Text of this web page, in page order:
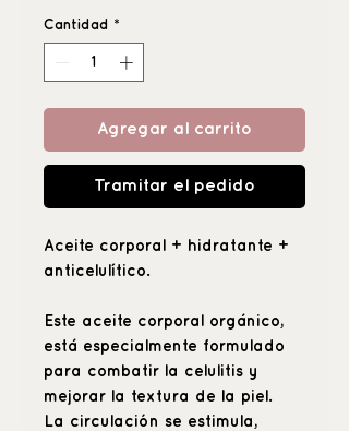
Mililitro
Cantidad *
Agregar al carrito
Tramitar el pedido
Aceite corporal + hidratante +
anticelulítico.
Este aceite corporal orgánico,
está especialmente formulado
para combatir la celulitis y
mejorar la textura de la piel.
La circulación se estimula,